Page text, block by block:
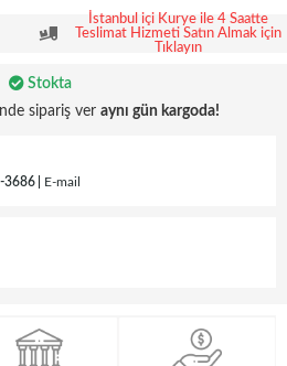
İstanbul içi Kurye ile 4 Saatte
Teslimat Hizmeti Satın Almak için
Tıklayın
Stokta
sipariş ver aynı gün kargoda!
3686 E-mail